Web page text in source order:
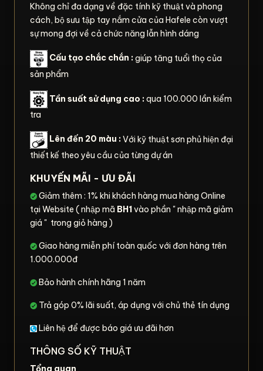
Không chỉ đa dạng về đặc tính kỹ thuật và phong
cách, bộ sưu tập tay nắm cửa của Hafele còn vượt
sự mong đợi về cả chức năng lẫn hình dáng
Cấu tạo chắc chắn :giúp tăng tuổi thọ của
sản phẩm
Tần suất sử dụng cao :qua 100.000 lần kiểm
tra
Lên đến 20 màu :Với kỹ thuật sơn phủ hiện đại
thiết kế theo yêu cầu của từng dự án
KHUYẾN MÃI - ƯU ĐÃI
Giảm thêm : 1% khi khách hàng mua hàng Online
tại Website ( nhập mã BH1vào phần " nhập mã giảm
giá " trong giỏ hàng )
Giao hàng miễn phí toàn quốc với đơn hàng trên
1.000.000đ
Bảo hành chính hãng 1 năm
Trả góp 0% lãi suất, áp dụng với chủ thẻ tín dụng
Liên hệ để được báo giá ưu đãi hơn
THÔNG SỐ KỸ THUẬT
Tổng quan